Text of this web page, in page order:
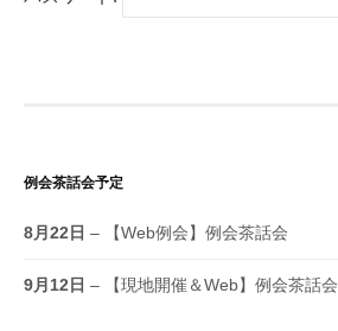
例会茶話会予定
8月22日 – 【Web例会】例会茶話会
9月12日 – 【現地開催＆Web】例会茶話会